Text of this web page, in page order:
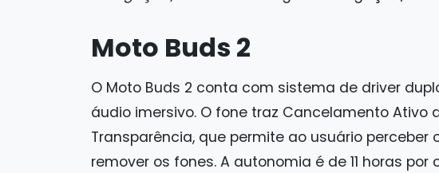
Moto Buds 2
O Moto Buds 2 conta com sistema de driver
áudio imersivo. O fone traz Cancelamento Ativo
Transparência, que permite ao usuário perceber
remover os fones. A autonomia é de 11 horas